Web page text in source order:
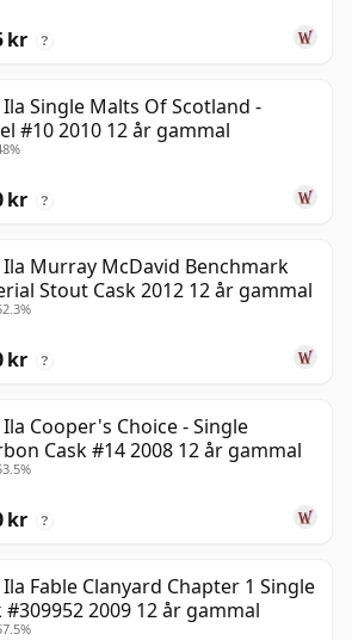
kr ?
Ila Single Malts Of Scotland -
#10 2010 12 år gammal
kr ?
Ila Murray McDavid Benchmark
Stout Cask 2012 12 år gammal
kr ?
Ila Cooper's Choice - Single
Cask #14 2008 12 år gammal
kr ?
Ila Fable Clanyard Chapter 1 Single
#309952 2009 12 år gammal